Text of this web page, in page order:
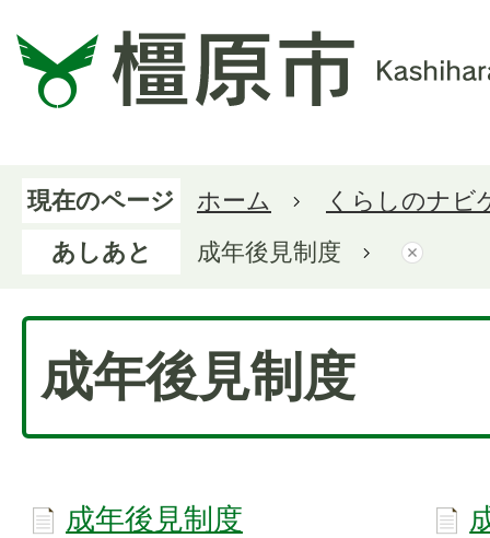
現在のページ ホーム
くらしのナビ
あしあと
成年後見制度
成年後見制度
成年後見制度